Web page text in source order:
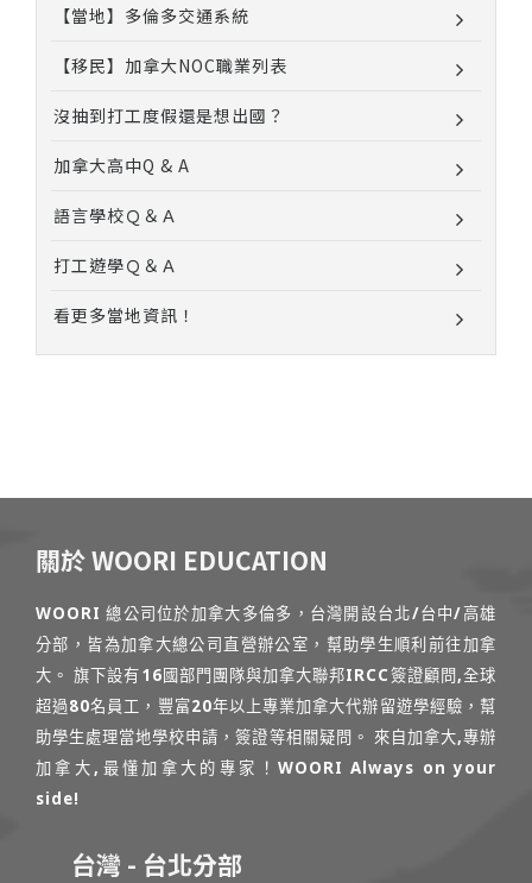
【當地】多倫多交通系統
【移民】加拿大NOC職業列表
沒抽到打工度假還是想出國？
加拿大高中Q & A
語言學校Ｑ＆Ａ
打工遊學Ｑ＆Ａ
看更多當地資訊！
關於 WOORI EDUCATION
WOORI 總公司位於加拿大多倫多，台灣開設台北/台中/高雄
分部，皆為加拿大總公司直營辦公室，幫助學生順利前往加拿
大。 旗下設有16國部門團隊與加拿大聯邦IRCC簽證顧問,全球
超過80名員工，豐富20年以上專業加拿大代辦留遊學經驗，幫
助學生處理當地學校申請，簽證等相關疑問。 來自加拿大,專辦
加拿大,最懂加拿大的專家！WOORI Always on your
side!
台灣 - 台北分部